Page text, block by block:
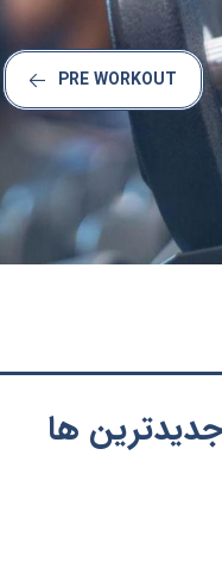
PRE WORKOUT
جدیدترین ها